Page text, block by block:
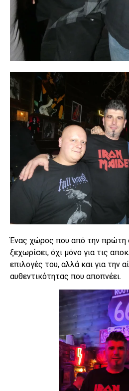
Ένας χώρος που από την πρώτη
ξεχωρίσει, όχι μόνο για τις
επιλογές του, αλλά και για την
αυθεντικότητας που αποπνέει.